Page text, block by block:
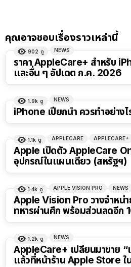
คุณอาจชอบเรื่องราวเหล่านี้
902 ดู NEWS
ราคา AppleCare+ สำหรับ
และอื่น ๆ อัปเดต ก.ค. 2026
1.9k ดู NEWS
iPhone เปียกน้ำ ควรทำอย่าง
1.1k ดู APPLECARE APPLECARE+
Apple เปิดตัว AppleCare
อุปกรณ์ในแผนเดียว (สหรัฐฯ)
1.4k ดู APPLE VISION PRO NEWS
Apple Vision Pro วางจำหน่า
ทหารผ่านศึก พร้อมส่วนลดอีก
1.2k ดู NEWS
AppleCare+ เปลี่ยนมาขาย “
แล้วที่หน้าร้าน Apple Store ใ